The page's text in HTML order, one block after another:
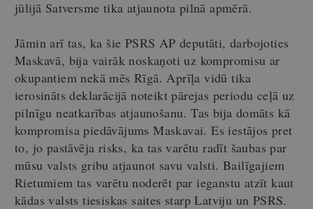
jūlijā Satversme tika atjaunota pilnā apmērā.
Jāmin arī tas, ka šie PSRS AP deputāti, darbojoties
Maskavā, bija vairāk noskaņoti uz kompromisu ar
okupantiem nekā mēs Rīgā. Aprīļa vidū tika
ierosināts deklarācijā noteikt pārejas periodu ceļā uz
pilnīgu neatkarības atjaunošanu. Tas bija domāts kā
kompromisa piedāvājums Maskavai. Es iestājos pret
to, jo pastāvēja risks, ka tas varētu radīt šaubas par
mūsu valsts gribu atjaunot savu valsti. Bailīgajiem
Rietumiem tas varētu noderēt par ieganstu atzīt kaut
kādas valsts tiesiskas saites starp Latviju un PSRS.